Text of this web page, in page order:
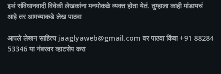
इथं संविधानवादी विवेकी लेखकांना मनमोकळे व्यक्त होता येतं. तुम्हाला काही मांडायचं
आहे तर आमच्याकडे लेख पाठवा
आपले लेखन साहित्य jaaglyaweb@gmail.com वर पाठवा किंवा +91 88284
53346 या नंबरवर व्हाटसेप करा